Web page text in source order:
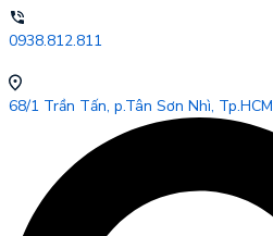
0938.812.811
68/1 Trần Tấn, p.Tân Sơn Nhì, Tp.HCM